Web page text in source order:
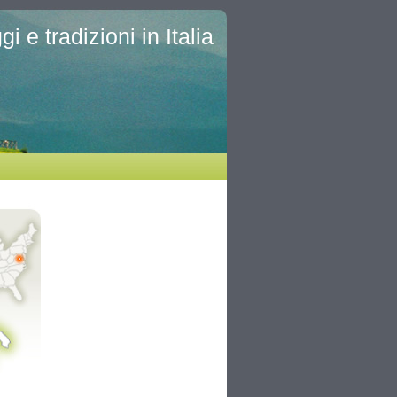
e tradizioni in Italia